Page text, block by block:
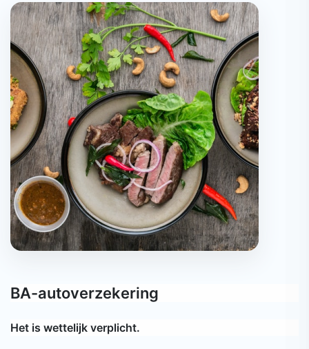
BA-autoverzekering
Het is wettelijk verplicht.